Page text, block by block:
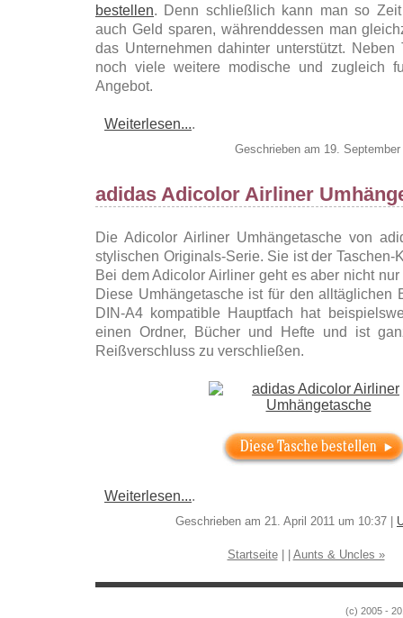
bestellen. Denn schließlich kann man so
auch Geld sparen, währenddessen man
das Unternehmen dahinter unterstützt. Neben
noch viele weitere modische und zugleich
Angebot.
Weiterlesen....
Geschrieben am 19.
adidas Adicolor Airliner
Die Adicolor Airliner Umhängetasche von
stylischen Originals-Serie. Sie ist der Taschen-
Bei dem Adicolor Airliner geht es aber nicht
Diese Umhängetasche ist für den alltäglichen
DIN-A4 kompatible Hauptfach hat
einen Ordner, Bücher und Hefte und ist
Reißverschluss zu verschließen.
Weiterlesen....
Geschrieben am 21. April 2011 um 10:37 |
Startseite| | Aunts & Uncles »
(c) 2005 -